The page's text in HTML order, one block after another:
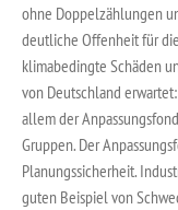
ohne Doppelzählungen
deutliche Offenheit für
klimabedingte Schäden
von Deutschland
allem der
Gruppen. Der
Planungssicherheit.
guten Beispiel von